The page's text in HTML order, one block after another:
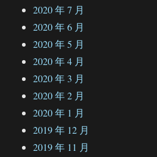
2020 年 7 月
2020 年 6 月
2020 年 5 月
2020 年 4 月
2020 年 3 月
2020 年 2 月
2020 年 1 月
2019 年 12 月
2019 年 11 月